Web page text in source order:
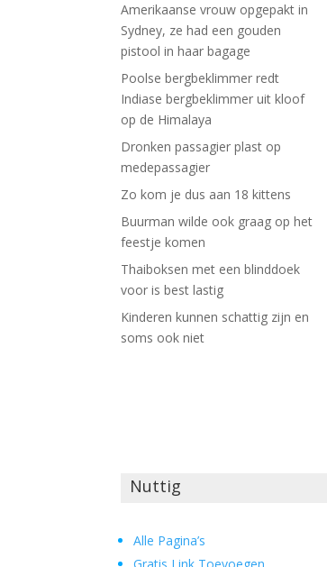
Amerikaanse vrouw opgepakt in
Sydney, ze had een gouden
pistool in haar bagage
Poolse bergbeklimmer redt
Indiase bergbeklimmer uit kloof
op de Himalaya
Dronken passagier plast op
medepassagier
Zo kom je dus aan 18 kittens
Buurman wilde ook graag op het
feestje komen
Thaiboksen met een blinddoek
voor is best lastig
Kinderen kunnen schattig zijn en
soms ook niet
Nuttig
Alle Pagina’s